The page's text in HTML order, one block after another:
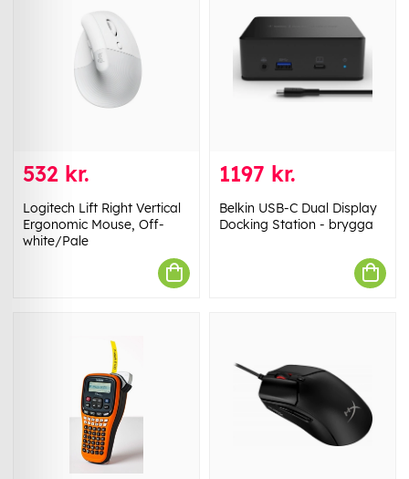
532 kr.
Logitech Lift Right Vertical
Ergonomic Mouse, Off-
white/Pale
1197 kr.
Belkin USB-C Dual Display
Docking Station - brygga